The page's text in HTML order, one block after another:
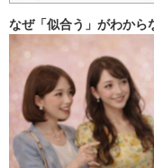
なぜ「似合う」がわから